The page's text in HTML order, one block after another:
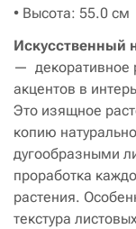
• Высота: 55.0 см
Искусственный
— декоративное
акцентов в
Это изящное
копию
дугообразными
проработка
растения.
текстура